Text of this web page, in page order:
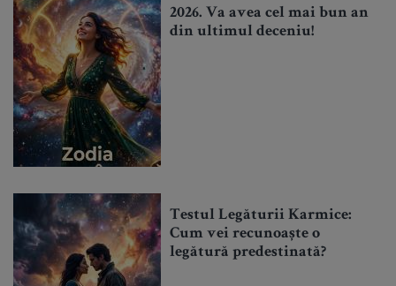
2026. Va avea cel mai bun an
din ultimul deceniu!
Testul Legăturii Karmice:
Cum vei recunoaște o
legătură predestinată?